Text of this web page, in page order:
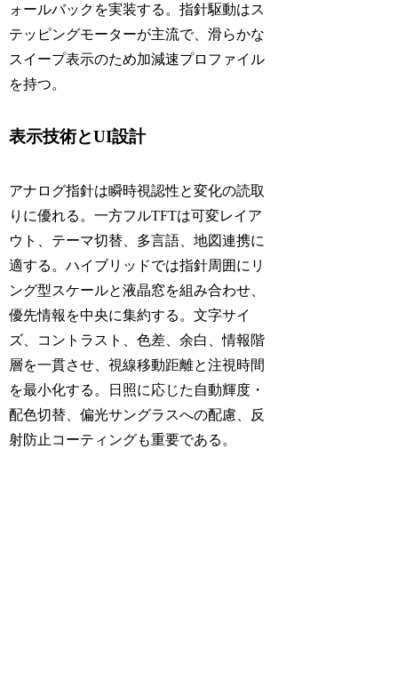
ォールバックを実装する。指針駆動はス
テッピングモーターが主流で、滑らかな
スイープ表示のため加減速プロファイル
を持つ。
表示技術とUI設計
アナログ指針は瞬時視認性と変化の読取
りに優れる。一方フルTFTは可変レイア
ウト、テーマ切替、多言語、地図連携に
適する。ハイブリッドでは指針周囲にリ
ング型スケールと液晶窓を組み合わせ、
優先情報を中央に集約する。文字サイ
ズ、コントラスト、色差、余白、情報階
層を一貫させ、視線移動距離と注視時間
を最小化する。日照に応じた自動輝度・
配色切替、偏光サングラスへの配慮、反
射防止コーティングも重要である。